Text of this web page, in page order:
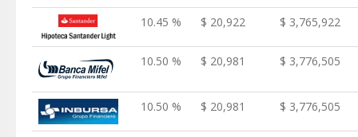
10.45 % $ 20,922 $ 3,765,922
10.50 % $ 20,981 $ 3,776,505
10.50 % $ 20,981 $ 3,776,505